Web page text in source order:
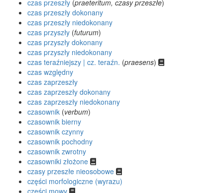
czas przeszły (praeteritum, czasy przeszłe)
czas przeszły dokonany
czas przeszły niedokonany
czas przyszły (futurum)
czas przyszły dokonany
czas przyszły niedokonany
czas teraźniejszy | cz. teraźn. (praesens)
czas względny
czas zaprzeszły
czas zaprzeszły dokonany
czas zaprzeszły niedokonany
czasownik (verbum)
czasownik bierny
czasownik czynny
czasownik pochodny
czasownik zwrotny
czasowniki złożone
czasy przeszłe nieosobowe
części morfologiczne (wyrazu)
części mowy